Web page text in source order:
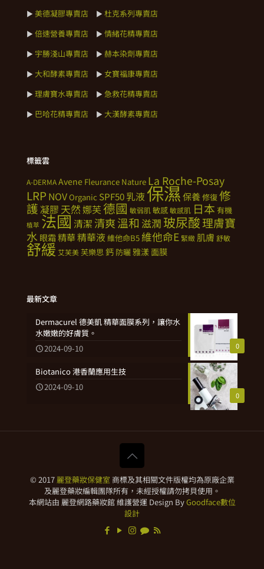
► 美德凝膠專賣店 ► 杜克系列專賣店
► 倍速營養專賣店 ► 情緒花精專賣店
► 宇勝淺山專賣店 ► 赫本染劑專賣店
► 大和酵素專賣店 ► 女寶福康專賣店
► 理膚寶水專賣店 ► 急救花精專賣店
► 巴哈花精專賣店 ► 大漢酵素專賣店
標籤雲
A-DERMAAvene Fleurance Nature La Roche-Posay
LRP NOVOrganic SPF50乳液 保濕保養修復修
護凝膠 天然娜芙德國 敏弱肌敏感敏感肌 日本 有機
植萃 法國清潔 清爽溫和 滋潤 玻尿酸理膚寶
水 眼霜 精華精華液 維他命B5 維他命E 緊緻 肌膚 舒敏
舒緩 艾芙美芙樂思鈣 防曬雅漾面膜
最新文章
0
Dermacurel 德美凱 精華面膜系列，讓你水
水嫩嫩的好膚質。
2024-09-10
0
Biotanico 港香蘭應用生技
2024-09-10
© 2017 麗登藥妝保健室 商標及其相關文件版權均為原廠企業
及麗登藥妝編輯團隊所有，未經授權請勿拷貝使用。
本網站由 麗登網路藥妝館 維護營運 Design ByGoodface數位
設計